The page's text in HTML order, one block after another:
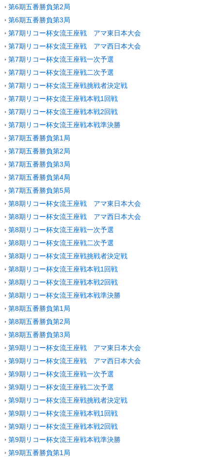
第6期五番勝負第2局
第6期五番勝負第3局
第7期リコー杯女流王座戦 アマ東日本大会
第7期リコー杯女流王座戦 アマ西日本大会
第7期リコー杯女流王座戦一次予選
第7期リコー杯女流王座戦二次予選
第7期リコー杯女流王座戦挑戦者決定戦
第7期リコー杯女流王座戦本戦1回戦
第7期リコー杯女流王座戦本戦2回戦
第7期リコー杯女流王座戦本戦準決勝
第7期五番勝負第1局
第7期五番勝負第2局
第7期五番勝負第3局
第7期五番勝負第4局
第7期五番勝負第5局
第8期リコー杯女流王座戦 アマ東日本大会
第8期リコー杯女流王座戦 アマ西日本大会
第8期リコー杯女流王座戦一次予選
第8期リコー杯女流王座戦二次予選
第8期リコー杯女流王座戦挑戦者決定戦
第8期リコー杯女流王座戦本戦1回戦
第8期リコー杯女流王座戦本戦2回戦
第8期リコー杯女流王座戦本戦準決勝
第8期五番勝負第1局
第8期五番勝負第2局
第8期五番勝負第3局
第9期リコー杯女流王座戦 アマ東日本大会
第9期リコー杯女流王座戦 アマ西日本大会
第9期リコー杯女流王座戦一次予選
第9期リコー杯女流王座戦二次予選
第9期リコー杯女流王座戦挑戦者決定戦
第9期リコー杯女流王座戦本戦1回戦
第9期リコー杯女流王座戦本戦2回戦
第9期リコー杯女流王座戦本戦準決勝
第9期五番勝負第1局